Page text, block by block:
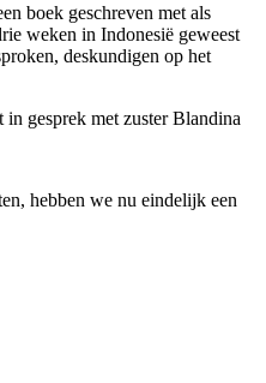
boek geschreven met als
weken in Indonesië geweest
deskundigen op het
hebben we nu eindelijk een